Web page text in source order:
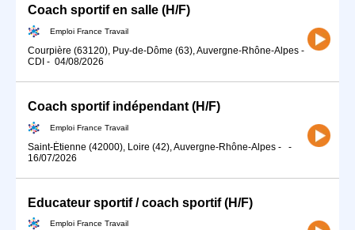
Coach sportif en salle (H/F)
Emploi France Travail
Courpière (63120), Puy-de-Dôme (63), Auvergne-Rhône-Alpes -
CDI - 04/08/2026
Coach sportif indépendant (H/F)
Emploi France Travail
Saint-Étienne (42000), Loire (42), Auvergne-Rhône-Alpes -
-
16/07/2026
Educateur sportif / coach sportif (H/F)
Emploi France Travail